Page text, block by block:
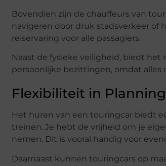
Bovendien zijn de chauffeurs van
navigeren door druk stadsverkeer of
reiservaring voor alle passagiers.
Naast de fysieke veiligheid, biedt
persoonlijke bezittingen, omdat
Flexibiliteit in Planning
Het huren van een touringcar biedt
treinen. Je hebt de vrijheid om je
nemen. Dit is vooral handig voor
Daarnaast kunnen touringcars op